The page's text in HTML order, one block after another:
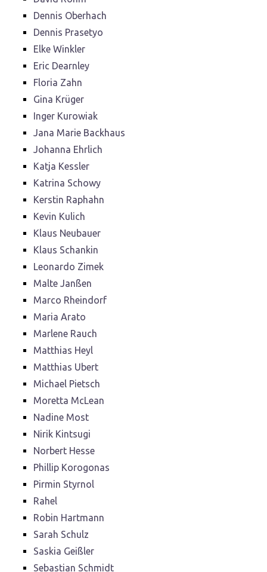
Dennis Oberhach
Dennis Prasetyo
Elke Winkler
Eric Dearnley
Floria Zahn
Gina Krüger
Inger Kurowiak
Jana Marie Backhaus
Johanna Ehrlich
Katja Kessler
Katrina Schowy
Kerstin Raphahn
Kevin Kulich
Klaus Neubauer
Klaus Schankin
Leonardo Zimek
Malte Janßen
Marco Rheindorf
Maria Arato
Marlene Rauch
Matthias Heyl
Matthias Ubert
Michael Pietsch
Moretta McLean
Nadine Most
Nirik Kintsugi
Norbert Hesse
Phillip Korogonas
Pirmin Styrnol
Rahel
Robin Hartmann
Sarah Schulz
Saskia Geißler
Sebastian Schmidt